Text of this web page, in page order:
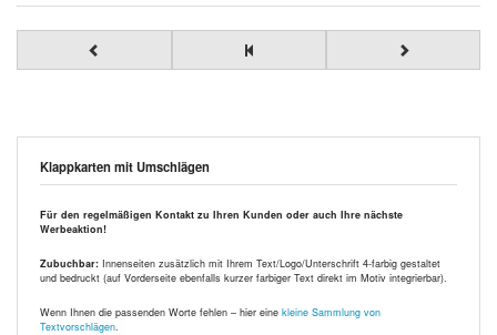
Klappkarten mit Umschlägen
Für den regelmäßigen Kontakt zu Ihren Kunden oder auch Ihre nächste
Werbeaktion!
Zubuchbar: Innenseiten zusätzlich mit Ihrem Text/Logo/Unterschrift 4-farbig gestaltet
und bedruckt (auf Vorderseite ebenfalls kurzer farbiger Text direkt im Motiv integrierbar).
Wenn Ihnen die passenden Worte fehlen – hier eine kleine Sammlung von
Textvorschlägen